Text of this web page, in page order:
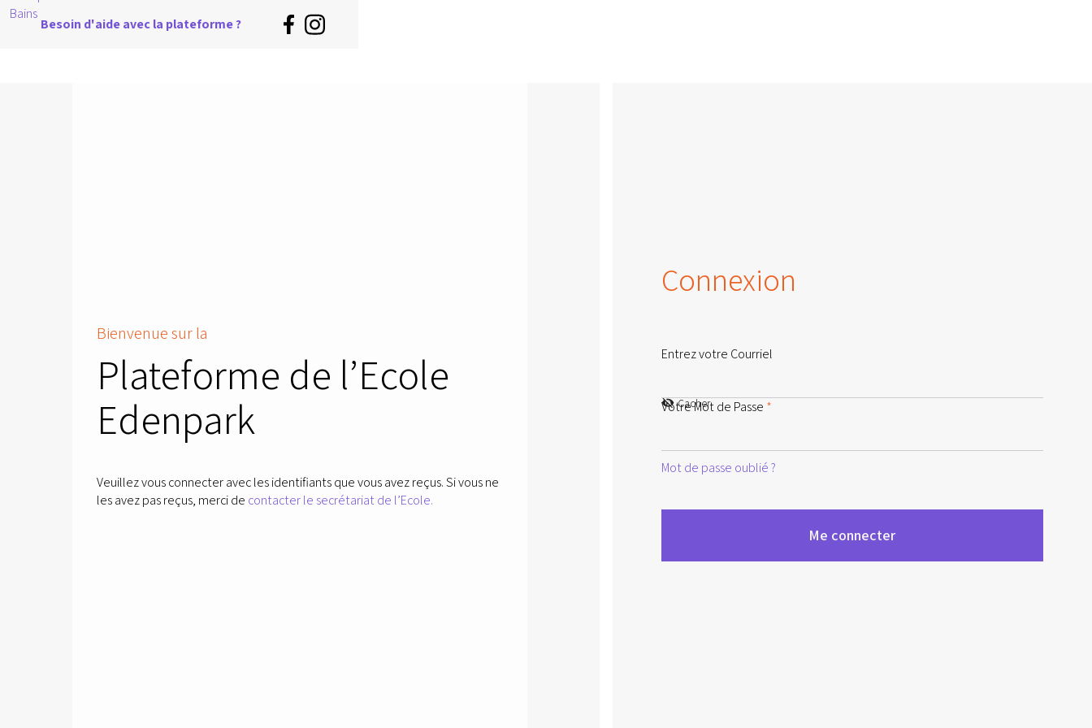
Besoin d'aide avec la plateforme ?
Bienvenue sur la
Plateforme de l’Ecole
Edenpark
Veuillez vous connecter avec les identifiants que vous avez reçus. Si vous ne
les avez pas reçus, merci de contacter le secrétariat de l’Ecole.
Connexion
Entrez votre Courriel
Votre Mot de Passe *
Cacher
Mot de passe oublié ?